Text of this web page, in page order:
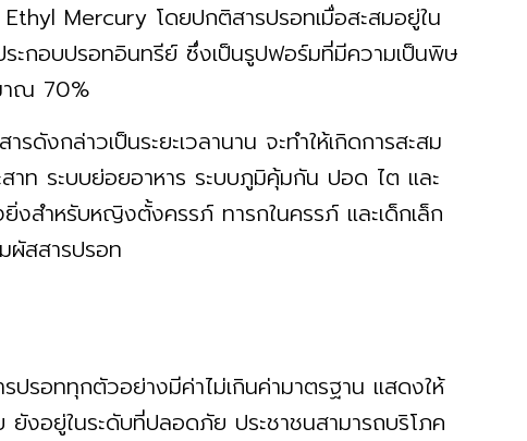
Mercury โดยปกติสารปรอทเมื่อสะสมอยู่ใน
ะกอบปรอทอินทรีย์ ซึ่งเป็นรูปฟอร์มที่มีความเป็นพิษ
าณ 70%
ดังกล่าวเป็นระยะเวลานาน จะทำให้เกิดการสะสม
สาท ระบบย่อยอาหาร ระบบภูมิคุ้มกัน ปอด ไต และ
งสำหรับหญิงตั้งครรภ์ ทารกในครรภ์ และเด็กเล็ก
ผัสสารปรอท
ปรอททุกตัวอย่างมีค่าไม่เกินค่ามาตรฐาน แสดงให้
ยังอยู่ในระดับที่ปลอดภัย ประชาชนสามารถบริโภค